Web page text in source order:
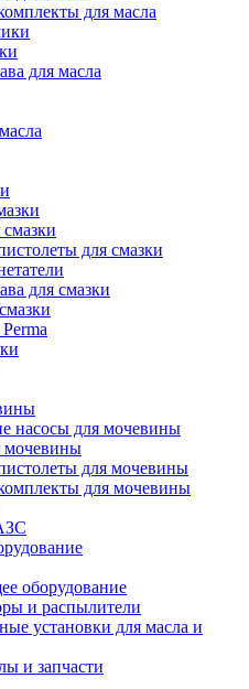
для масла
для масла
для смазки
для смазки
насосы для мочевины
мочевины
для мочевины
для мочевины
оборудование
и распылители
установки для масла и
и запчасти